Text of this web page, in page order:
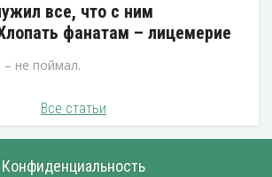
все, что с ним
фанатам – лицемерие
не поймал.
Все статьи
Конфиденциальность